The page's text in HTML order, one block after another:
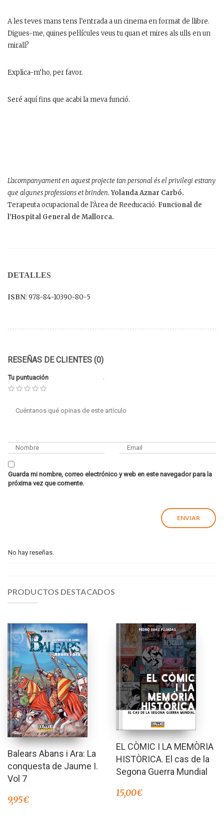
A les teves mans tens l’entrada a un cinema en format de llibre.
Digues-me, quines pel·lícules veus tu quan et mires als ulls en un
mirall?
Explica-m’ho, per favor.
Seré aquí fins que acabi la meva funció.
L’acompanyament en aquest projecte tan personal és el privilegi estrany
que algunes professions et brinden.Yolanda Aznar Carbó.
Terapeuta ocupacional de l’Àrea de Reeducació. Funcional de
l’Hospital General de Mallorca.
DETALLES
ISBN: 978-84-10390-80-5
RESEÑAS DE CLIENTES (0)
Tu puntuación
Guarda mi nombre, correo electrónico y web en este navegador para la
próxima vez que comente.
No hay reseñas.
PRODUCTOS DESTACADOS
Balears Abans i Ara: La
conquesta de Jaume I.
Vol 7
9,95€
EL CÒMIC I LA MEMÒRIA
HISTÒRICA. El cas de la
Segona Guerra Mundial
15,00€